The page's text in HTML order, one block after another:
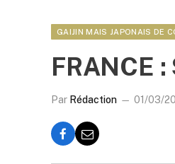
GAIJIN MAIS JAPONAIS DE
FRANCE
Par Rédaction 01/03/